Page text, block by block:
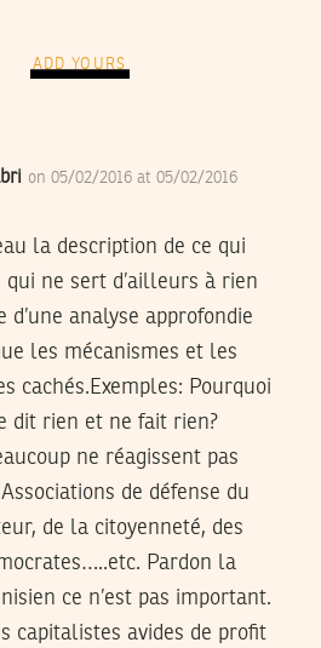
ADD YOURS
on 05/02/2016 at 05/02/2016
la description de ce qui
qui ne sert d’ailleurs à rien
d’une analyse approfondie
les mécanismes et les
cachés.Exemples: Pourquoi
dit rien et ne fait rien?
ne réagissent pas
de défense du
de la citoyenneté, des
Pardon la
ce n’est pas important.
capitalistes avides de profit